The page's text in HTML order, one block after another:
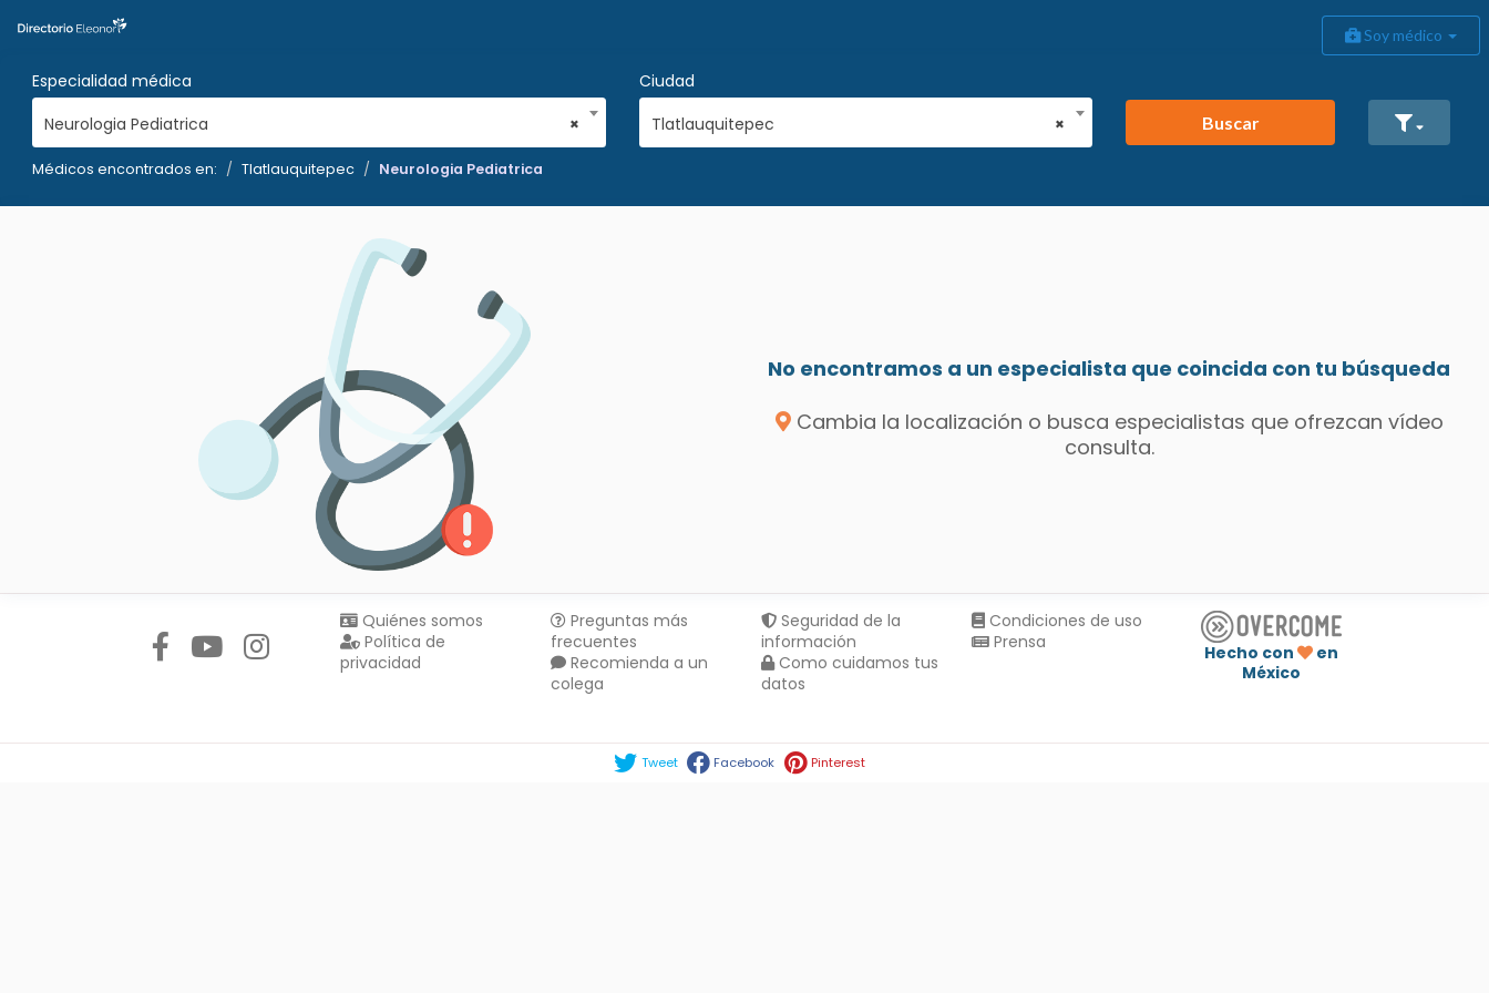
Soy médico
Especialidad médica
×
Neurologia Pediatrica
Ciudad
×
Tlatlauquitepec Buscar
Médicos encontrados en: Tlatlauquitepec Neurologia Pediatrica
No encontramos a un especialista que coincida con tu búsqueda
Cambia la localización o busca especialistas que ofrezcan vídeo
consulta.
Quiénes somos
Política de
privacidad
Preguntas más
frecuentes
Recomienda a un
colega
Seguridad de la
información
Como cuidamos tus
datos
Condiciones de uso
Prensa
Hecho con
en
México
Tweet Facebook Pinterest